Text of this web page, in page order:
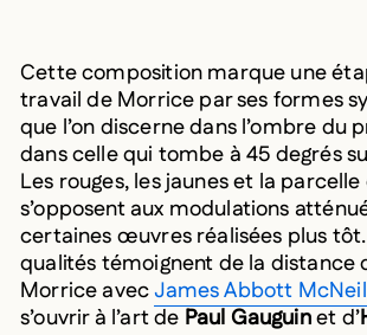
Cette composition marque une
travail de Morrice par ses formes
que l’on discerne dans l’ombre du
dans celle qui tombe à 45 degrés
Les rouges, les jaunes et la
s’opposent aux modulations
certaines œuvres réalisées plus
qualités témoignent de la distance
Morrice avecJames Abbott
s’ouvrir à l’art de Paul Gauguinet d’